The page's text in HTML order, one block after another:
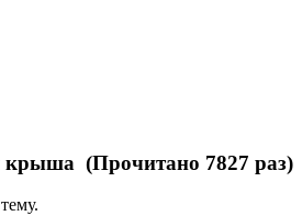
(Прочитано 7827 раз)